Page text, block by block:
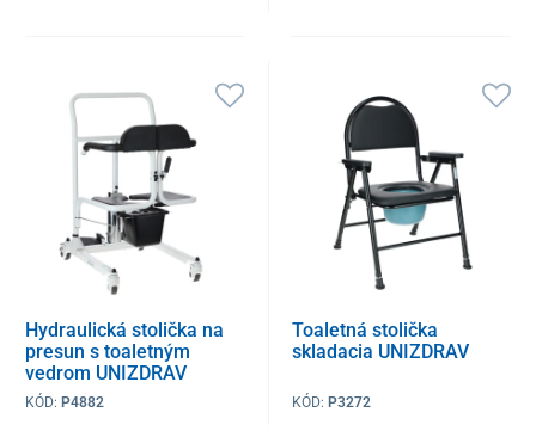
Hydraulická stolička na
presun s toaletným
vedrom UNIZDRAV
KÓD: P4882
Toaletná stolička
skladacia UNIZDRAV
KÓD:P3272